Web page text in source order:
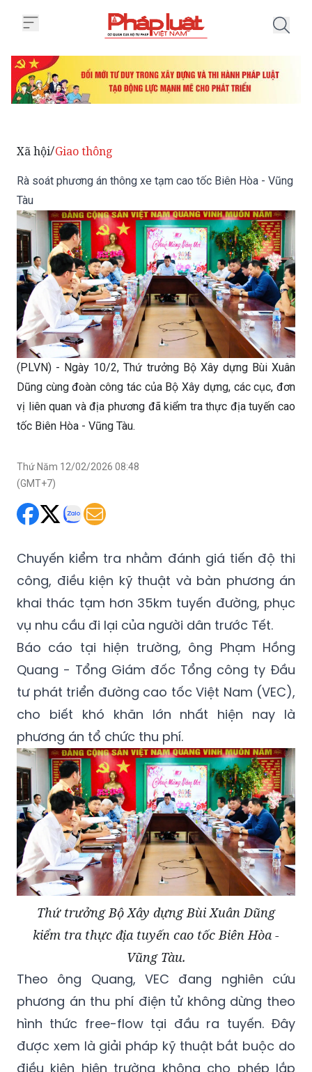
Xã hội/Giao thông
Rà soát phương án thông xe tạm cao tốc Biên Hòa - Vũng
Tàu
(PLVN) - Ngày 10/2, Thứ trưởng Bộ Xây dựng Bùi Xuân
Dũng cùng đoàn công tác của Bộ Xây dựng, các cục, đơn
vị liên quan và địa phương đã kiểm tra thực địa tuyến cao
tốc Biên Hòa - Vũng Tàu.
Thứ Năm 12/02/2026 08:48
(GMT+7)
Chuyến kiểm tra nhằm đánh giá tiến độ thi
công, điều kiện kỹ thuật và bàn phương án
khai thác tạm hơn 35km tuyến đường, phục
vụ nhu cầu đi lại của người dân trước Tết.
Báo cáo tại hiện trường, ông Phạm Hồng
Quang - Tổng Giám đốc Tổng công ty Đầu
tư phát triển đường cao tốc Việt Nam (VEC),
cho biết khó khăn lớn nhất hiện nay là
phương án tổ chức thu phí.
Thứ trưởng Bộ Xây dựng Bùi Xuân Dũng
kiểm tra thực địa tuyến cao tốc Biên Hòa -
Vũng Tàu.
Theo ông Quang, VEC đang nghiên cứu
phương án thu phí điện tử không dừng theo
hình thức free-flow tại đầu ra tuyến. Đây
được xem là giải pháp kỹ thuật bắt buộc do
điều kiện hiện trường không cho phép lắp